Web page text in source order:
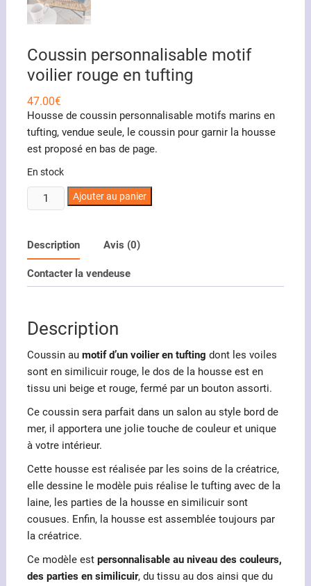
Coussin personnalisable motif
voilier rouge en tufting
47.00€
Housse de coussin personnalisable motifs marins en
tufting, vendue seule, le coussin pour garnir la housse
est proposé en bas de page.
En stock
quantité
de
personnalisable
motif
voilier
tufting
Ajouter au panier
Description Avis (0)
Contacter la vendeuse
Description
Coussin au motif d’un voilier en tufting dont les voiles
sont en similicuir rouge, le dos de la housse est en
tissu uni beige et rouge, fermé par un bouton assorti.
Ce coussin sera parfait dans un salon au style bord de
mer, il apportera une jolie touche de couleur et unique
à votre intérieur.
Cette housse est réalisée par les soins de la créatrice,
elle dessine le modèle puis réalise le tufting avec de la
laine, les parties de la housse en similicuir sont
cousues. Enfin, la housse est assemblée toujours par
la créatrice.
Ce modèle est personnalisable au niveau des couleurs,
des parties en similicuir, du tissu au dos ainsi que du